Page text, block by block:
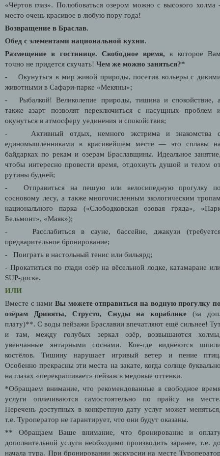
«Чёртов глаз». Полюбоваться озером можно с высокого холма
место очень красивое в любую пору года!
Возвращение в Браслав.
Обед с элементами национальной кухни.
Размещение в гостинице. Свободное время,в которое
точно не придется скучать! Чем же можно заняться?*
- Окунуться в мир живой природы, посетив вольеры с
животными в Сафари-парке «Мекяны»;
- Рыбалкой! Великолепие природы, тишина и спокойствие,
также азарт позволят переключиться с насущных проблем
окунуться в атмосферу уединения и спокойствия;
- Активный отдых, немного экстрима и знакомства
единомышленниками в красивейшем месте — это сплавы
байдарках по рекам и озерам Браславщины. Идеальное
чтобы интересно провести время, отдохнуть душой и телом
рутины будней;
- Отправиться на пешую или велосипедную прогулку
сосновому лесу, а также многочисленным экологическим
национального парка («Слободковская озовая гряда»,
Бельмонт», «Маяк»);
- Расслабиться в сауне, бассейне, джакузи
предварительное бронирование;
- Поиграть в настольный тенис или бильярд;
- Прокатиться по глади озёр на вёсельной лодке, катамаране
SUP-доске.
ИЛИ
Вместе с нами Вы можете отправиться на водную прогулку
озёрам Дривяты, Струсто, Снуды на кораблике(за
плату)**. С воды пейзажи Браславии впечатляют ещё сильнее!
и там, между голубых зеркал озёр, возвышаются
увенчанные янтарными соснами. Кое-где виднеются
костёлов. Тишину нарушает игривый ветер и пение
Особенно прекрасны эти места на закате, когда солнце
на глазах «перекрашивает» пейзаж в медовые оттенки.
*Обращаем внимание, что рекомендованные в свободное
услуги оплачиваются самостоятельно по прайсу на
Перечень доступных в конкретную дату услуг может
т.е. Туроператор не гарантирует, что они будут оказаны.
** Обращаем Ваше внимание, что бронирование и
дополнительной услуги необходимо производить заранее, т.е.
начала тура. При бронировании экскурсии на месте